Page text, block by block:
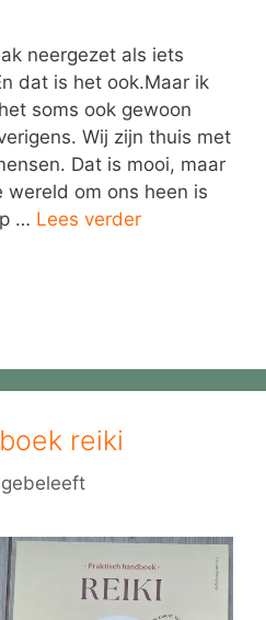
neergezet als iets
dat is het ook.Maar ik
soms ook gewoon
Wij zijn thuis met
Dat is mooi, maar
wereld om ons heen is
… Lees verder
reiki